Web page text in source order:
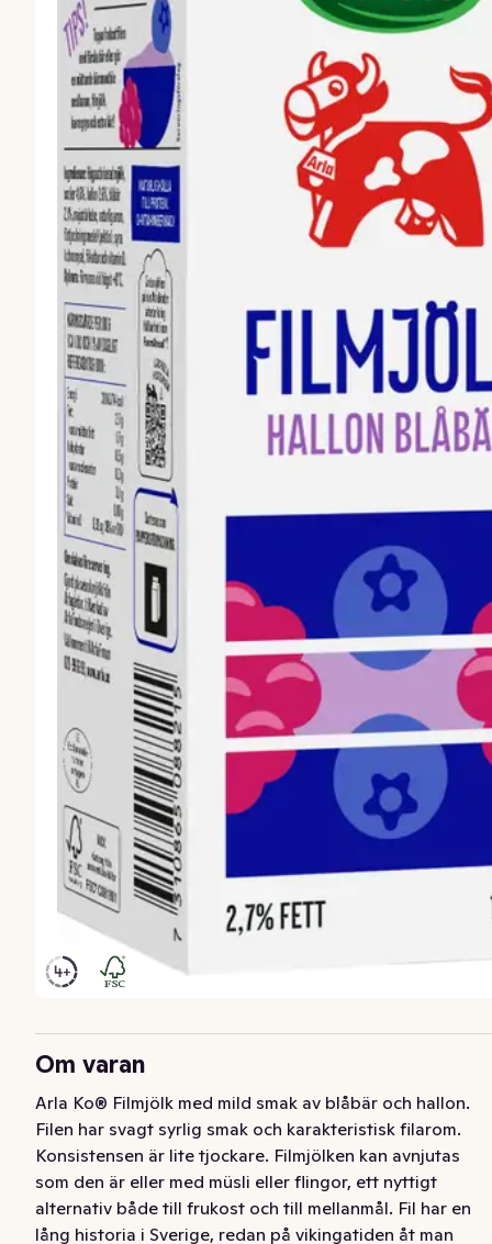
Om varan
Arla Ko® Filmjölk med mild smak av blåbär och hallon.
Filen har svagt syrlig smak och karakteristisk filarom.
Konsistensen är lite tjockare. Filmjölken kan avnjutas
som den är eller med müsli eller flingor, ett nyttigt
alternativ både till frukost och till mellanmål. Fil har en
lång historia i Sverige, redan på vikingatiden åt man